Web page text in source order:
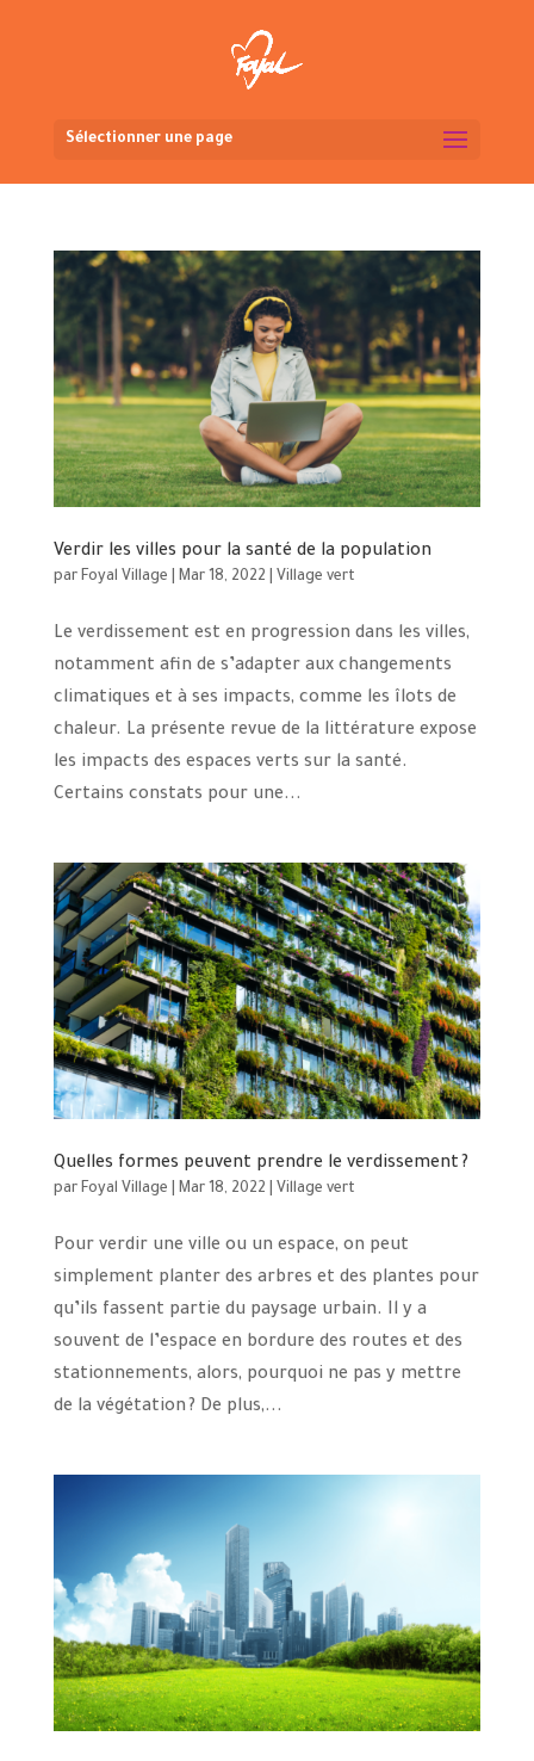
Sélectionner une page
Verdir les villes pour la santé de la population
par Foyal Village Mar 18, 2022 Village vert
Le verdissement est en progression dans les villes,
notamment afin de s’adapter aux changements
climatiques et à ses impacts, comme les îlots de
chaleur. La présente revue de la littérature expose
les impacts des espaces verts sur la santé.
Certains constats pour une...
Quelles formes peuvent prendre le verdissement ?
par Foyal Village Mar 18, 2022 Village vert
Pour verdir une ville ou un espace, on peut
simplement planter des arbres et des plantes pour
qu’ils fassent partie du paysage urbain. Il y a
souvent de l’espace en bordure des routes et des
stationnements, alors, pourquoi ne pas y mettre
de la végétation ? De plus,...